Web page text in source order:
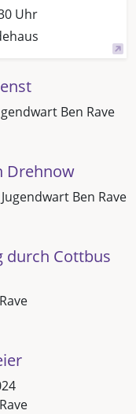
Uhr
Ben Rave
Drehnow
Jugendwart Ben Rave
durch Cottbus